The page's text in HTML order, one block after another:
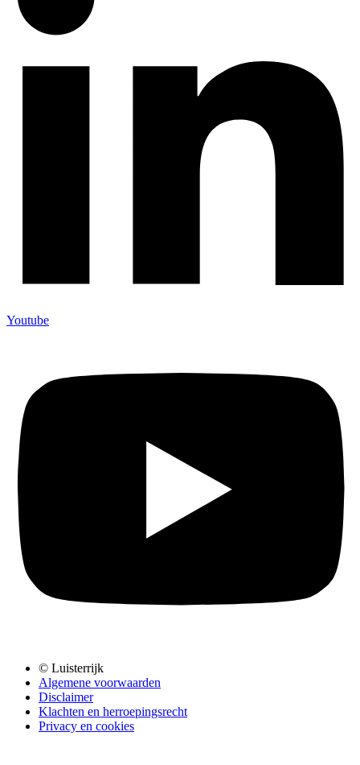
Youtube
© Luisterrijk
Algemene voorwaarden
Disclaimer
Klachten en herroepingsrecht
Privacy en cookies